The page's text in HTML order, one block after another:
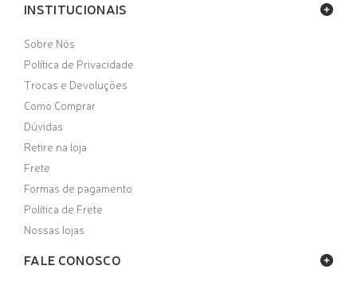
INSTITUCIONAIS
Sobre Nós
Política de Privacidade
Trocas e Devoluções
Como Comprar
Dúvidas
Retire na loja
Frete
Formas de pagamento
Política de Frete
Nossas lojas
FALE CONOSCO